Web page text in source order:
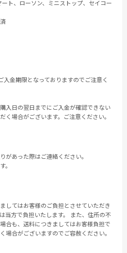
ト、ローソン、ミニストップ、セイコー
入金期限となっておりますのでご注意く
入日の翌日までにご入金が確認できない
く場合がございます。ご注意ください。
があった際はご連絡ください。
。
してはお客様のご負担とさせていただき
当方で負担いたします。 また、住所の不
合も、送料につきましてはお客様負担で
場合がございますのでご容赦ください。